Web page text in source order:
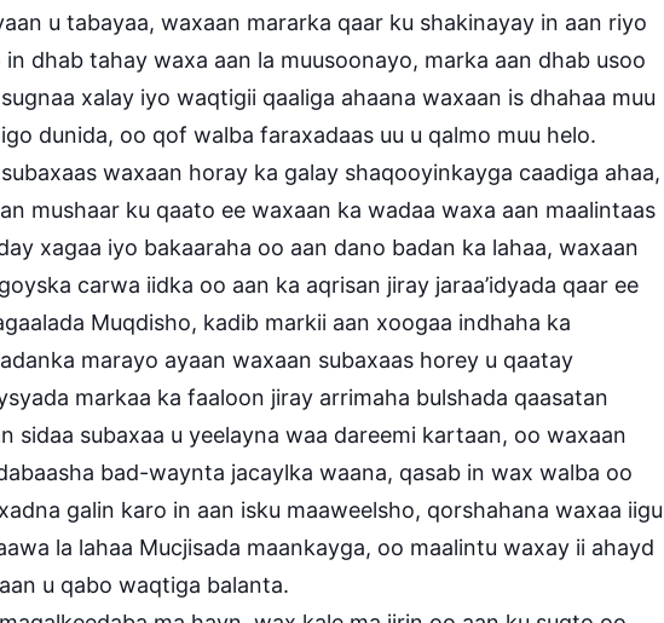
u tabayaa, waxaan mararka qaar ku shakinayay in aan riyo
dhab tahay waxa aan la muusoonayo, marka aan dhab usoo
xalay iyo waqtigii qaaliga ahaana waxaan is dhahaa muu
dunida, oo qof walba faraxadaas uu u qalmo muu helo.
waxaan horay ka galay shaqooyinkayga caadiga ahaa,
mushaar ku qaato ee waxaan ka wadaa waxa aan maalintaas
xagaa iyo bakaaraha oo aan dano badan ka lahaa, waxaan
carwa iidka oo aan ka aqrisan jiray jaraa’idyada qaar ee
Muqdisho, kadib markii aan xoogaa indhaha ka
marayo ayaan waxaan subaxaas horey u qaatay
markaa ka faaloon jiray arrimaha bulshada qaasatan
sidaa subaxaa u yeelayna waa dareemi kartaan, oo waxaan
bad-waynta jacaylka waana, qasab in wax walba oo
galin karo in aan isku maaweelsho, qorshahana waxaa iigu
la lahaa Mucjisada maankayga, oo maalintu waxay ii ahayd
u qabo waqtiga balanta.